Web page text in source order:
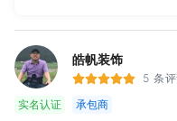
皓帆装饰
5 条
实名认证
承包商